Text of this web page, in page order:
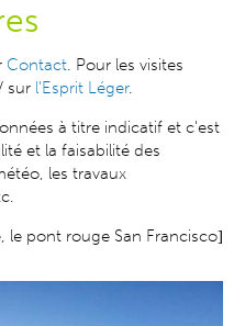
Contact. Pour les visites
sur l'Esprit Léger.
à titre indicatif et c'est
et la faisabilité des
les travaux